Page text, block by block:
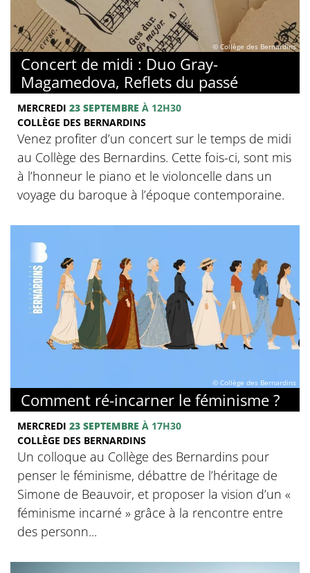
© Collège des Bernardins
Concert de midi : Duo Gray-
Magamedova, Reflets du passé
MERCREDI 23 SEPTEMBRE À 12H30
COLLÈGE DES BERNARDINS
Venez profiter d’un concert sur le temps de midi
au Collège des Bernardins. Cette fois-ci, sont mis
à l’honneur le piano et le violoncelle dans un
voyage du baroque à l’époque contemporaine.
© Collège des Bernardins
Comment ré-incarner le féminisme ?
MERCREDI 23 SEPTEMBRE À 17H30
COLLÈGE DES BERNARDINS
Un colloque au Collège des Bernardins pour
penser le féminisme, débattre de l’héritage de
Simone de Beauvoir, et proposer la vision d’un «
féminisme incarné » grâce à la rencontre entre
des personn...